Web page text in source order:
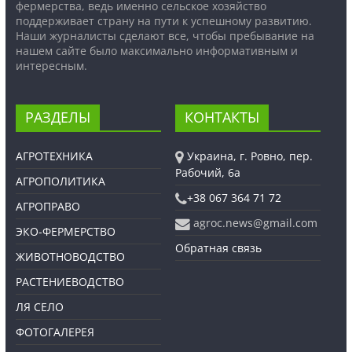
фермерства, ведь именно сельское хозяйство
поддерживает страну на пути к успешному развитию.
Наши журналисты сделают все, чтобы пребывание на
нашем сайте было максимально информативным и
интересным.
РАЗДЕЛЫ
АГРОТЕХНИКА
АГРОПОЛИТИКА
АГРОПРАВО
ЭКО-ФЕРМЕРСТВО
ЖИВОТНОВОДСТВО
РАСТЕНИЕВОДСТВО
ЛЯ СЕЛО
ФОТОГАЛЕРЕЯ
КОНТАКТЫ
Украина, г. Ровно, пер.
Рабочий, 6а
+38 067 364 71 72
agroc.news@gmail.com
Обратная связь